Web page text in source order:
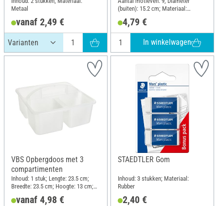
Metaal
vanaf 2,49 €
(buiten): 15.2 cm; Materiaal:
4,79 €
In winkelwagen
VBS Opbergdoos met 3
compartimenten
Inhoud: 1 stuk; Lengte: 23.5 cm;
Breedte: 23.5 cm; Hoogte: 13 cm;
Materiaal: Kunststof
vanaf 4,98 €
STAEDTLER Gom
Inhoud: 3 stukken; Materiaal:
Rubber
2,40 €